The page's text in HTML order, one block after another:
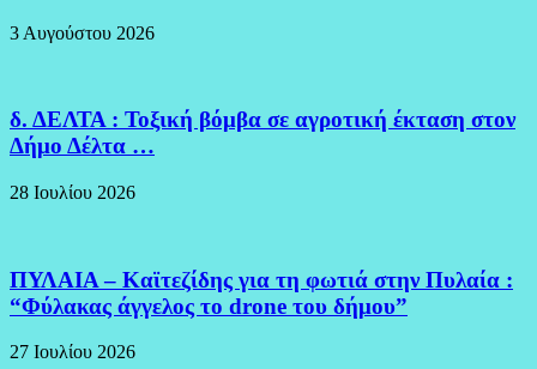
3 Αυγούστου 2026
δ. ΔΕΛΤΑ : Τοξική βόμβα σε αγροτική έκταση στον
Δήμο Δέλτα …
28 Ιουλίου 2026
ΠΥΛΑΙΑ – Καϊτεζίδης για τη φωτιά στην Πυλαία :
“Φύλακας άγγελος το drone του δήμου”
27 Ιουλίου 2026